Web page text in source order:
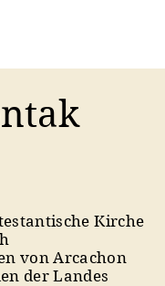
Kirche
von Arcachon
der Landes